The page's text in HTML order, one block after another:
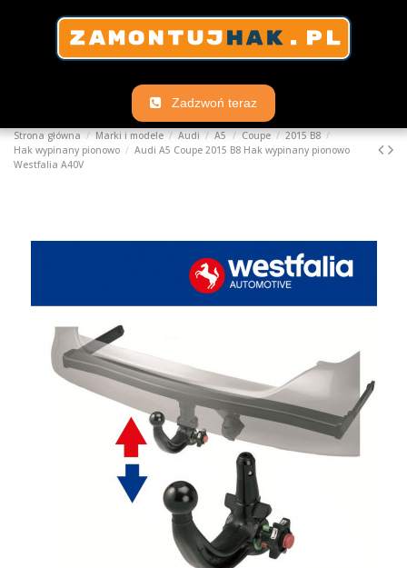
Zadzwoń teraz
Strona główna Marki i modele Audi A5 Coupe
2015 B8
Hak wypinany pionowo
Audi A5 Coupe 2015 B8 Hak wypinany pionowo
Westfalia A40V